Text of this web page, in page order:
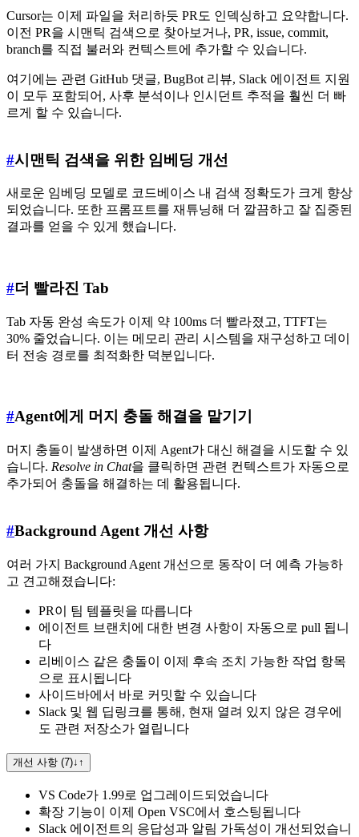
Cursor는 이제 파일을 처리하듯 PR도 인덱싱하고 요약합니다.
이전 PR을 시맨틱 검색으로 찾아보거나, PR, issue, commit,
branch를 직접 불러와 컨텍스트에 추가할 수 있습니다.
여기에는 관련 GitHub 댓글, BugBot 리뷰, Slack 에이전트 지원
이 모두 포함되어, 사후 분석이나 인시던트 추적을 훨씬 더 빠
르게 할 수 있습니다.
#시맨틱 검색을 위한 임베딩 개선
새로운 임베딩 모델로 코드베이스 내 검색 정확도가 크게 향상
되었습니다. 또한 프롬프트를 재튜닝해 더 깔끔하고 잘 집중된
결과를 얻을 수 있게 했습니다.
#더 빨라진 Tab
Tab 자동 완성 속도가 이제 약 100ms 더 빨라졌고, TTFT는
30% 줄었습니다. 이는 메모리 관리 시스템을 재구성하고 데이
터 전송 경로를 최적화한 덕분입니다.
#Agent에게 머지 충돌 해결을 맡기기
머지 충돌이 발생하면 이제 Agent가 대신 해결을 시도할 수 있
습니다. Resolve in Chat을 클릭하면 관련 컨텍스트가 자동으로
추가되어 충돌을 해결하는 데 활용됩니다.
#Background Agent 개선 사항
여러 가지 Background Agent 개선으로 동작이 더 예측 가능하
고 견고해졌습니다:
PR이 팀 템플릿을 따릅니다
에이전트 브랜치에 대한 변경 사항이 자동으로 pull 됩니
다
리베이스 같은 충돌이 이제 후속 조치 가능한 작업 항목
으로 표시됩니다
사이드바에서 바로 커밋할 수 있습니다
Slack 및 웹 딥링크를 통해, 현재 열려 있지 않은 경우에
도 관련 저장소가 열립니다
개선 사항 (7)↓ ↑
VS Code가 1.99로 업그레이드되었습니다
확장 기능이 이제 Open VSC에서 호스팅됩니다
Slack 에이전트의 응답성과 알림 가독성이 개선되었습니